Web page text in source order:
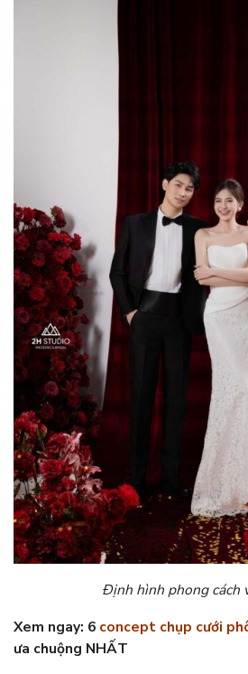
Định hình phong cách
Xem ngay: 6 concept chụp cưới
ưa chuộng NHẤT